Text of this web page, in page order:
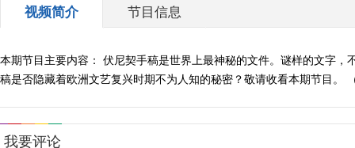
视频简介 节目信息
本期节目主要内容： 伏尼契手稿是世界上最神秘的文件。谜样的文字
稿是否隐藏着欧洲文艺复兴时期不为人知的秘密？敬请收看本期节目。